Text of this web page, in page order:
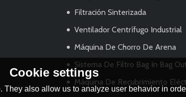
Filtración Sinterizada
Ventilador Centrífugo Industrial
Máquina De Chorro De Arena
Sistema De Filtro Bag In Bag
Máquina De Recubrimiento Eléctrico/Sistema De
Cookie settings
also allow us to analyze user behavior in